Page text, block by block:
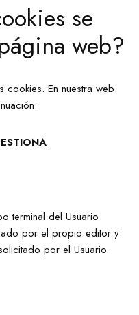
se
web?
En nuestra web
terminal del Usuario
por el propio editor y
por el Usuario.